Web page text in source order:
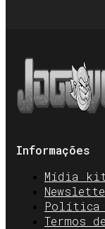
Informações
Mídia kit
Política
Termos